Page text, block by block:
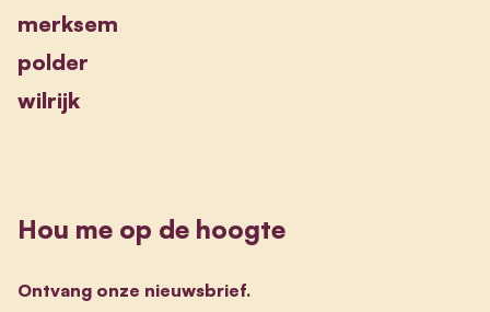
merksem
polder
wilrijk
Hou me op de hoogte
Ontvang onze nieuwsbrief.